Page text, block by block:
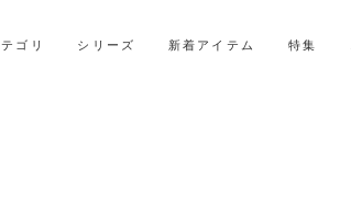
ゴリ
シリーズ 新着アイテム 特集